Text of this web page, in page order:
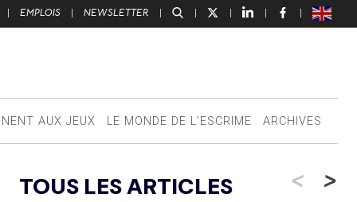
| EMPLOIS | NEWSLETTER | | | | |
AUX JEUX LE MONDE DE L’ESCRIME ARCHIVES
TOUS LES ARTICLES < >